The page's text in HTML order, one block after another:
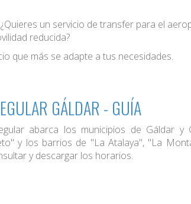
un servicio de transfer para el
reducida?
que más se adapte a tus necesidades.
GÁLDAR - GUÍA
abarca los municipios de Gáldar
y los barrios de "La Atalaya", "La
y descargar los horarios.